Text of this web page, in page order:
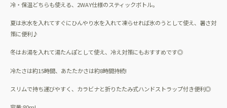
冷・保温どちらも使える、2WAY仕様のスティックボトル。
夏は氷水を入れてすぐにひんやり水を入れて凍らせれば氷のうとして使え、暑さ対
策に便利♪
冬はお湯を入れて湯たんぽとして使え、冷え対策にもおすすめです◎
冷たさは約15時間、あたたかさは約8時間持続!
スリムで持ち運びやすく、カラビナと折りたたみ式ハンドストラップ付き便利◎